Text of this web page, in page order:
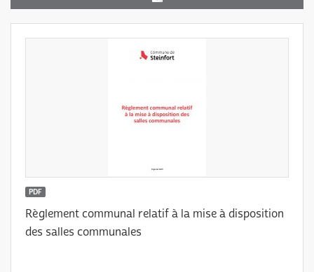
PDF
Règlement communal relatif à la mise à disposition
des salles communales